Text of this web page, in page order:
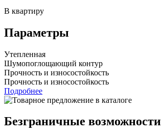
В квартиру
Параметры
Утепленная
Шумопоглощающий контур
Прочность и износостойкость
Прочность и износостойкость
Подробнее
Безграничные возможности